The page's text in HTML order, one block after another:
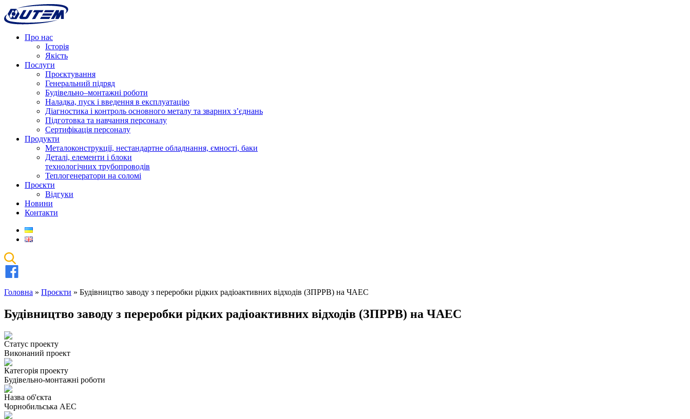
Про нас
Історія
Якість
Послуги
Проєктування
Генеральний підряд
Будівельно–монтажні роботи
Наладка, пуск і введення в експлуатацію
Діагностика і контроль основного металу та зварних з’єднань
Підготовка та навчання персоналу
Сертифікація персоналу
Продукти
Металоконструкції, нестандартне обладнання, ємності, баки
Деталі, елементи і блоки
технологічних трубопроводів
Теплогенератори на соломі
Проєкти
Відгуки
Новини
Контакти
Головна » Проєкти » Будівництво заводу з переробки рідких радіоактивних відходів (ЗПРРВ) на ЧАЕС
Будівництво заводу з переробки рідких радіоактивних відходів (ЗПРРВ) на ЧАЕС
Статус проекту
Виконаний проект
Категорія проекту
Будівельно-монтажні роботи
Назва об'єкта
Чорнобильська АЕС